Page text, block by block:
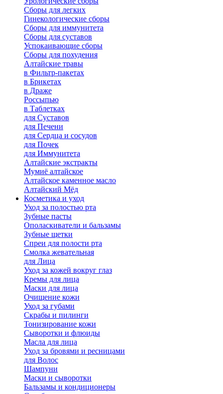
Сборы для легких
Гинекологические сборы
Сборы для иммунитета
Сборы для суставов
Успокаивающие сборы
Сборы для похудения
Алтайские травы
в Фильтр-пакетах
в Брикетах
в Драже
Россыпью
в Таблетках
для Cуставов
для Печени
для Сердца и сосудов
для Почек
для Иммунитета
Алтайские экстракты
Мумиё алтайское
Алтайское каменное масло
Алтайский Мёд
Косметика и уход
Уход за полостью рта
Зубные пасты
Ополаскиватели и бальзамы
Зубные щетки
Спреи для полости рта
Смолка жевательная
для Лица
Уход за кожей вокруг глаз
Кремы для лица
Маски для лица
Очищение кожи
Уход за губами
Скрабы и пилинги
Тонизирование кожи
Сыворотки и флюиды
Масла для лица
Уход за бровями и ресницами
для Волос
Шампуни
Маски и сыворотки
Бальзамы и кондиционеры